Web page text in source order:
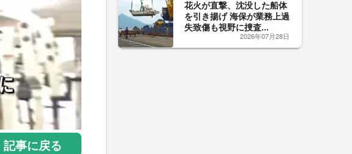
記事に戻る
花火が直撃、沈没した船体
を引き揚げ 海保が業務上過
失致傷も視野に捜査...
2026年07月28日